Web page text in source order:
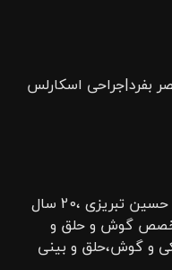
بفرد|جراحی اسکارلس
بهترین جراح ترمیم بینی تهران|دکتر حسین تبریزی ،20 سال
گوش و حلق و
و گوش،حلق و بینی